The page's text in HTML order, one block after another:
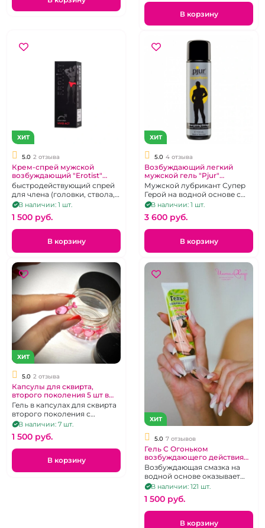
В корзину
ХИТ
5.0 2 отзыва
Крем-спрей мужской
возбуждающий "Erotist"
Яркий акт
быстродействующий спрей
для члена (головки, ствола,
уздечки))
В наличии: 1 шт.
1 500 pуб.
В корзину
ХИТ
5.0 4 отзыва
Возбуждающий легкий
мужской гель "Pjur"
Superhero на водной основе
Мужской лубрикант Супер
Герой на водной основе с
возбуждающим эффектом -
содержит Гинкго Билоба,
100 мл
В наличии: 1 шт.
3 600 pуб.
В корзину
ХИТ
5.0 2 отзыва
Капсулы для сквирта,
второго поколения 5 шт в
баночке
Гель в капсулах для сквирта
второго поколения с
эфирным маслом
В наличии: 7 шт.
1 500 pуб.
В корзину
ХИТ
5.0 7 отзывов
Гель С Огоньком
возбуждающего действия
"ИнтимХаус"
Возбуждающая смазка на
водной основе оказывает
омолаживающий эффект, 50
г.
В наличии: 121 шт.
1 500 pуб.
В корзину